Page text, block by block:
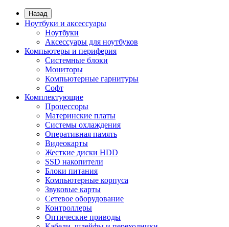
Назад
Ноутбуки и аксессуары
Ноутбуки
Аксессуары для ноутбуков
Компьютеры и периферия
Системные блоки
Мониторы
Компьютерные гарнитуры
Софт
Комплектующие
Процессоры
Материнские платы
Системы охлаждения
Оперативная память
Видеокарты
Жесткие диски HDD
SSD накопители
Блоки питания
Компьютерные корпуса
Звуковые карты
Сетевое оборудование
Контроллеры
Оптические приводы